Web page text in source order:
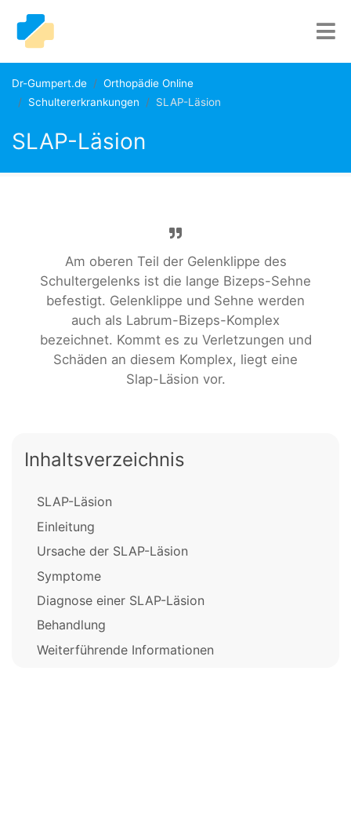
Dr-Gumpert.de
Orthopädie Online
Schultererkrankungen
SLAP-Läsion
SLAP-Läsion
Am oberen Teil der Gelenklippe des
Schultergelenks ist die lange Bizeps-Sehne
befestigt. Gelenklippe und Sehne werden
auch als Labrum-Bizeps-Komplex
bezeichnet. Kommt es zu Verletzungen und
Schäden an diesem Komplex, liegt eine
Slap-Läsion vor.
Inhaltsverzeichnis
SLAP-Läsion
Einleitung
Ursache der SLAP-Läsion
Symptome
Diagnose einer SLAP-Läsion
Behandlung
Weiterführende Informationen